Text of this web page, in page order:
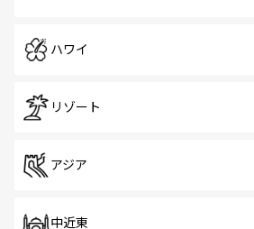
ハワイ
リゾート
アジア
中近東